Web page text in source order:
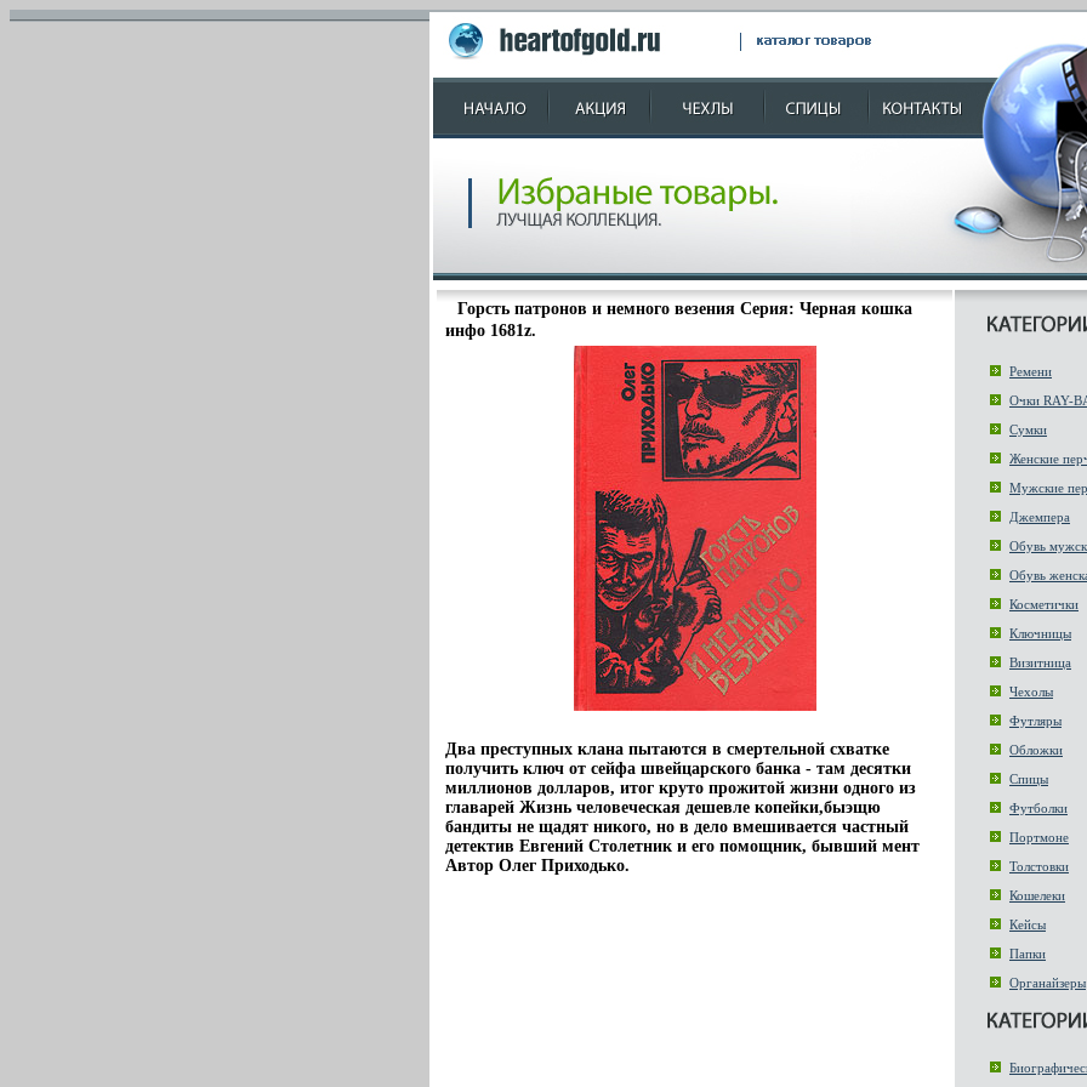
Горсть патронов и немного везения Серия: Черная кошка
инфо 1681z.
Два преступных клана пытаются в смертельной схватке
получить ключ от сейфа швейцарского банка - там десятки
миллионов долларов, итог круто прожитой жизни одного из
главарей Жизнь человеческая дешевле копейки,быэщю
бандиты не щадят никого, но в дело вмешивается частный
детектив Евгений Столетник и его помощник, бывший мент
Автор Олег Приходько.
Ремени
Очки RAY-
Сумки
Женские
Мужские
Джемпера
Обувь
Обувь
Косметички
Ключницы
Визитница
Чехолы
Футляры
Обложки
Спицы
Футболки
Портмоне
Толстовки
Кошелеки
Кейсы
Папки
Органайзеры